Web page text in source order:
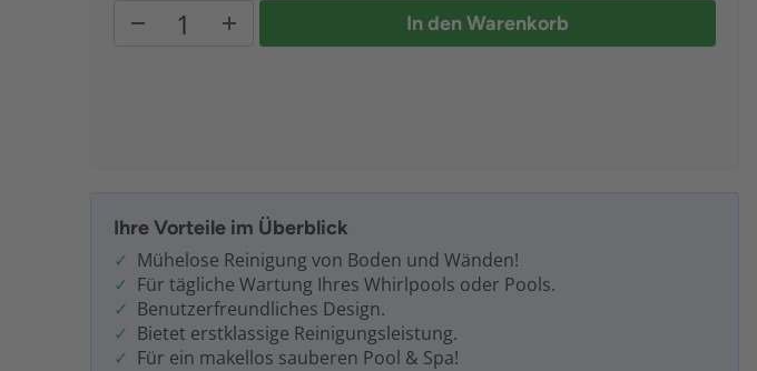
In den Warenkorb
Ihre Vorteile im Überblick
Mühelose Reinigung von Boden und Wänden!
Für tägliche Wartung Ihres Whirlpools oder Pools.
Benutzerfreundliches Design.
Bietet erstklassige Reinigungsleistung.
Für ein makellos sauberen Pool & Spa!